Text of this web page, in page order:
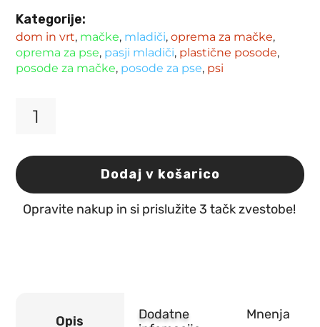
Kategorije:
dom in vrt, mačke, mladiči,oprema za mačke,
oprema za pse, pasji mladiči, plastične posode,
posode za mačke, posode za pse, psi
nedrseča
Leno
ovalna
Classic
210ml
Dodaj v košarico
Opravite nakup in si prislužite 3 tačk zvestobe!
Opis
Dodatne
Mnenja